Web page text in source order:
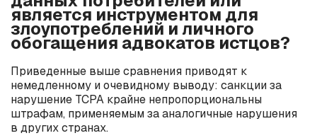
является инструментом для
злоупотреблений и личного
обогащения адвокатов истцов?
Приведенные выше сравнения приводят к
немедленному и очевидному выводу: санкции за
нарушение TCPA крайне непропорциональны
штрафам, применяемым за аналогичные нарушения
в других странах.